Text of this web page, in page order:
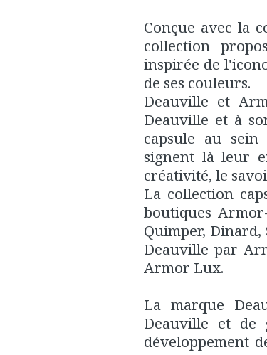
Conçue avec la
collection
inspirée de
de ses couleurs.
Deauville et
Deauville et à
capsule au
signent là leur
créativité, le
La collection
boutiques
Quimper,
Deauville par
Armor Lux.
La marque
Deauville et de
développement